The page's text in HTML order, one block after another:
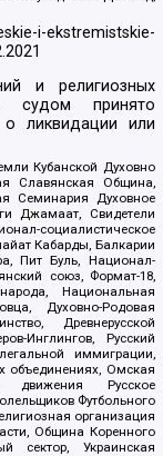
i-ekstremistskie-
и религиозных
судом принято
ликвидации или
Кубанской Духовно
Славянская Община,
Семинария Духовное
Джамаат, Свидетели
социалистическое
Кабарды, Балкарии
Пит Буль, Национал-
союз, Формат-18,
Национальная
Духовно-Родовая
Древнерусской
Инглингов, Русский
иммиграции,
объединениях, Омская
движения Русское
Футбольного
организация
Община Коренного
сектор, Украинская